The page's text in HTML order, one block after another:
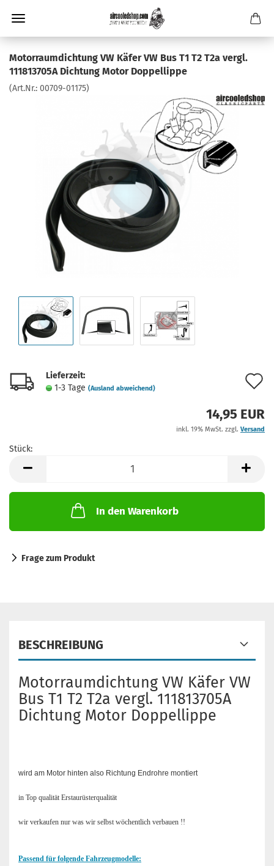
Motorraumdichtung VW Käfer VW Bus T1 T2 T2a vergl.
111813705A Dichtung Motor Doppellippe
(Art.Nr.: 00709-01175)
Lieferzeit:
1-3 Tage (Ausland abweichend)
14,95 EUR
inkl. 19% MwSt. zzgl. Versand
Stück:
In den Warenkorb
Frage zum Produkt
BESCHREIBUNG
Motorraumdichtung VW Käfer VW
Bus T1 T2 T2a vergl. 111813705A
Dichtung Motor Doppellippe
wird am Motor hinten also Richtung Endrohre montiert
in Top qualität Erstaurüsterqualität
wir verkaufen nur was wir selbst wöchentlich verbauen !!
Passend für folgende Fahrzeugmodelle: